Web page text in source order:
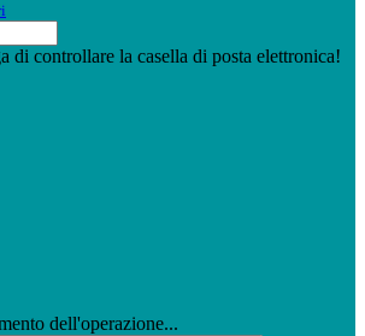
di controllare la casella di posta elettronica!
dell'operazione...